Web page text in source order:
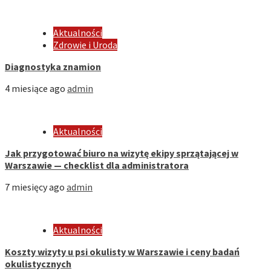
Aktualności
Zdrowie i Uroda
Diagnostyka znamion
4 miesiące ago admin
Aktualności
Jak przygotować biuro na wizytę ekipy sprzątającej w
Warszawie — checklist dla administratora
7 miesięcy ago admin
Aktualności
Koszty wizyty u psi okulisty w Warszawie i ceny badań
okulistycznych